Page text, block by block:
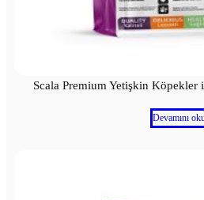
Scala Premium Yetişkin
Devamını